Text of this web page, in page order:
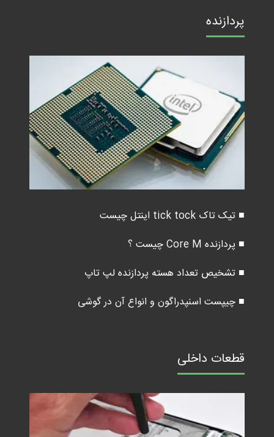
پردازنده
■ تیک تاک tick tock اینتل چیست
■ پردازنده Core M چیست ؟
■ تشخیص تعداد هسته پردازنده لپ تاپ
■ چیپست اسنپدراگون و انواع آن در گوشی
قطعات داخلی